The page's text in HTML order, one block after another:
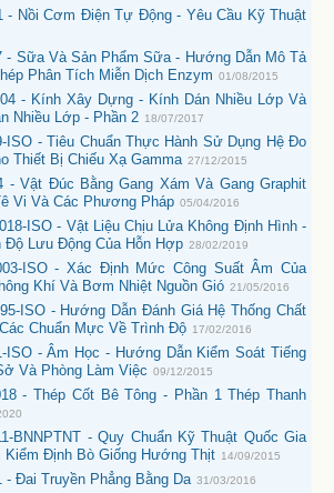
- Nồi Cơm Điện Tự Động - Yêu Cầu Kỹ Thuật
- Sữa Và Sản Phẩm Sữa - Hướng Dẫn Mô Tả
Phân Tích Miễn Dịch Enzym 01/08/2015
- Kính Xây Dựng - Kính Dán Nhiều Lớp Và
Nhiều Lớp - Phần 2 18/07/2017
ISO - Tiêu Chuẩn Thực Hành Sử Dụng Hệ Đo
Thiết Bị Chiếu Xạ Gamma 27/12/2015
- Vật Đúc Bằng Gang Xám Và Gang Graphit
Vi Và Các Phương Pháp 05/04/2016
ISO - Vật Liệu Chịu Lửa Không Định Hình -
Độ Lưu Động Của Hỗn Hợp 28/02/2019
ISO - Xác Định Mức Công Suất Âm Của
Khí Và Bơm Nhiệt Nguồn Gió 21/05/2016
ISO - Hướng Dẫn Đánh Giá Hệ Thống Chất
Chuẩn Mực Về Trình Độ 17/02/2016
ISO - Âm Học - Hướng Dẫn Kiểm Soát Tiếng
Và Phòng Làm Việc 09/12/2015
- Thép Cốt Bê Tông - Phần 1 Thép Thanh
BNNPTNT - Quy Chuẩn Kỹ Thuật Quốc Gia
Kiểm Định Bò Giống Hướng Thịt 14/09/2015
- Đai Truyền Phẳng Bằng Da 31/03/2016